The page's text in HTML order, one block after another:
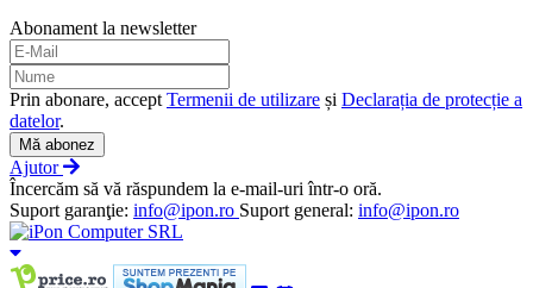
Abonament la newsletter
Prin abonare, acceptTermenii de utilizare și Declarația de protecție a
datelor.
Mă abonez
Ajutor
Încercăm să vă răspundem la e-mail-uri într-o oră.
Suport garanţie: info@ipon.ro Suport general: info@ipon.ro